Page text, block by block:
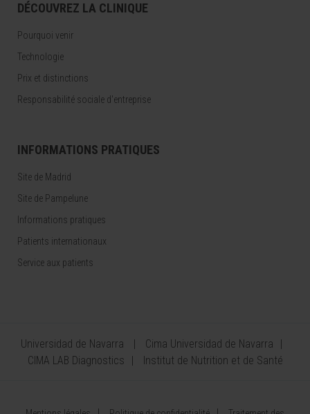
DÉCOUVREZ LA CLINIQUE
Pourquoi venir
Technologie
Prix et distinctions
Responsabilité sociale d'entreprise
INFORMATIONS PRATIQUES
Site de Madrid
Site de Pampelune
Informations pratiques
Patients internationaux
Service aux patients
Universidad de Navarra
Cima Universidad de Navarra
CIMA LAB Diagnostics
Institut de Nutrition et de Santé